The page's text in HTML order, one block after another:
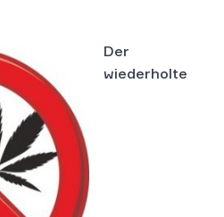
Der
wiederholte